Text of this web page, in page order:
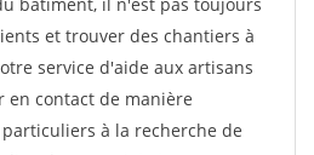
et trouver des chantiers à
service d'aide aux artisans
contact de manière
à la recherche de